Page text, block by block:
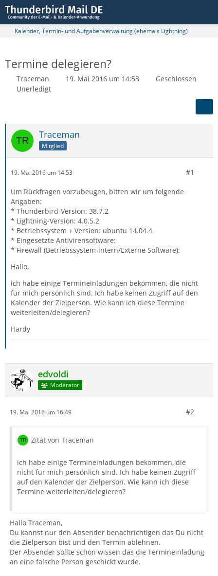
Kalender, Termin- und Aufgabenverwaltung (ehemals Lightning)
Termine delegieren?
Traceman 19. Mai 2016 um 14:53
Geschlossen
Unerledigt
Traceman
Mitglied
19. Mai 2016 um 14:53 #1
Um Rückfragen vorzubeugen, bitten wir um folgende
Angaben:
* Thunderbird-Version: 38.7.2
* Lightning-Version: 4.0.5.2
* Betriebssystem + Version: ubuntu 14.04.4
* Eingesetzte Antivirensoftware:
* Firewall (Betriebssystem-intern/Externe Software):
Hallo,
ich habe einige Termineinladungen bekommen, die nicht
für mich persönlich sind. Ich habe keinen Zugriff auf den
Kalender der Zielperson. Wie kann ich diese Termine
weiterleiten/delegieren?
Hardy
edvoldi
Moderator
19. Mai 2016 um 16:49 #2
Zitat von Traceman
ich habe einige Termineinladungen bekommen, die
nicht für mich persönlich sind. Ich habe keinen Zugriff
auf den Kalender der Zielperson. Wie kann ich diese
Termine weiterleiten/delegieren?
Hallo Traceman,
Du kannst nur den Absender benachrichtigen das Du nicht
die Zielperson bist und den Termin ablehnen.
Der Absender sollte schon wissen das die Termineinladung
an eine falsche Person geschickt wurde.